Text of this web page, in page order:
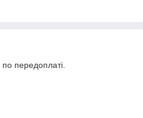
по передоплаті.